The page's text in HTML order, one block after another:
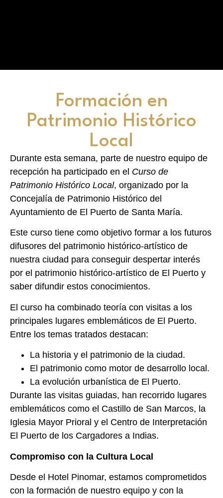
Formación en
Patrimonio Histórico
Local
Durante esta semana, parte de nuestro equipo de
recepción ha participado en el Curso de
Patrimonio Histórico Local, organizado por la
Concejalía de Patrimonio Histórico del
Ayuntamiento de El Puerto de Santa María.
Este curso tiene como objetivo formar a los futuros
difusores del patrimonio histórico-artístico de
nuestra ciudad para conseguir despertar interés
por el patrimonio histórico-artístico de El Puerto y
saber difundir estos conocimientos.
El curso ha combinado teoría con visitas a los
principales lugares emblemáticos de El Puerto.
Entre los temas tratados destacan:
La historia y el patrimonio de la ciudad.
El patrimonio como motor de desarrollo local.
La evolución urbanística de El Puerto.
Durante las visitas guiadas, han recorrido lugares
emblemáticos como el Castillo de San Marcos, la
Iglesia Mayor Prioral y el Centro de Interpretación
El Puerto de los Cargadores a Indias.
Compromiso con la Cultura Local
Desde el Hotel Pinomar, estamos comprometidos
con la formación de nuestro equipo y con la